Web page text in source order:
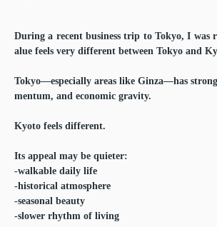
During a recent business trip to Tokyo, I was
alue feels very different between Tokyo and
Tokyo—especially areas like Ginza—has strong
mentum, and economic gravity.
Kyoto feels different.
Its appeal may be quieter:
-walkable daily life
-historical atmosphere
-seasonal beauty
-slower rhythm of living